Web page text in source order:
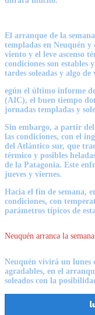
El arranque de la
templadas en Neuquén y
viento y el leve ascenso
condiciones son estables
tardes soleadas y algo
egún el último informe
(AIC), el buen tiempo
jornadas templadas y
Sin embargo, a partir del
las condiciones, con el
del Atlántico sur, que
térmico y posibles
de la Patagonia. Este
jueves y viernes.
Hacia el fin de semana,
condiciones, con
parámetros típicos de
Neuquén arranca la
Neuquén vivirá un lunes
agradables, en el
soleados con la